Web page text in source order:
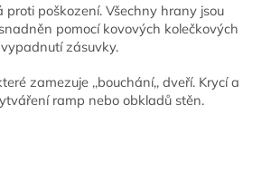
poškození. Všechny hrany jsou
pomocí kovových kolečkových
zásuvky.
zamezuje ,,bouchání,, dveří. Krycí a
ramp nebo obkladů stěn.